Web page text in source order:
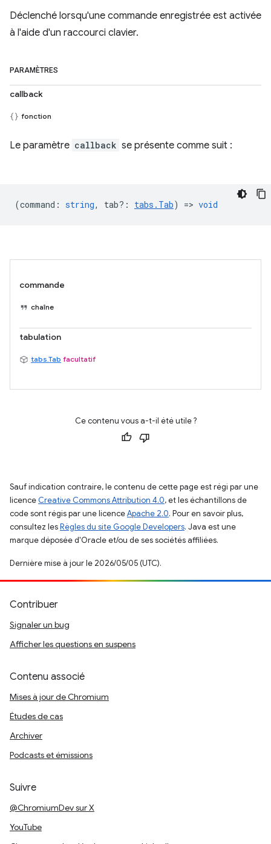
Déclenché lorsqu'une commande enregistrée est activée
à l'aide d'un raccourci clavier.
PARAMÈTRES
callback
fonction
Le paramètre callback se présente comme suit :
(command : string, tab? : tabs.Tab) => void
commande
chaîne
tabulation
tabs.Tab facultatif
Ce contenu vous a-t-il été utile ?
Sauf indication contraire, le contenu de cette page est régi par une
licence Creative Commons Attribution 4.0, et les échantillons de
code sont régis par une licenceApache 2.0. Pour en savoir plus,
consultez lesRègles du site Google Developers. Java est une
marque déposée d'Oracle et/ou de ses sociétés affiliées.
Dernière mise à jour le 2026/05/05 (UTC).
Contribuer
Signaler un bug
Afficher les questions en suspens
Contenu associé
Mises à jour de Chromium
Études de cas
Archiver
Podcasts et émissions
Suivre
@ChromiumDev sur X
YouTube